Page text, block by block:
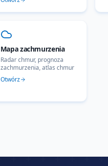
Mapa zachmurzenia
Radar chmur, prognoza
zachmurzenia, atlas chmur
Otwórz